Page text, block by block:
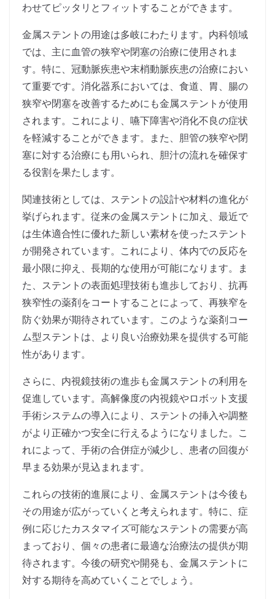
わせてピッタリとフィットすることができます。
金属ステントの用途は多岐にわたります。内科領域
では、主に血管の狭窄や閉塞の治療に使用されま
す。特に、冠動脈疾患や末梢動脈疾患の治療におい
て重要です。消化器系においては、食道、胃、腸の
狭窄や閉塞を改善するためにも金属ステントが使用
されます。これにより、嚥下障害や消化不良の症状
を軽減することができます。また、胆管の狭窄や閉
塞に対する治療にも用いられ、胆汁の流れを確保す
る役割を果たします。
関連技術としては、ステントの設計や材料の進化が
挙げられます。従来の金属ステントに加え、最近で
は生体適合性に優れた新しい素材を使ったステント
が開発されています。これにより、体内での反応を
最小限に抑え、長期的な使用が可能になります。ま
た、ステントの表面処理技術も進歩しており、抗再
狭窄性の薬剤をコートすることによって、再狭窄を
防ぐ効果が期待されています。このような薬剤コー
ム型ステントは、より良い治療効果を提供する可能
性があります。
さらに、内視鏡技術の進歩も金属ステントの利用を
促進しています。高解像度の内視鏡やロボット支援
手術システムの導入により、ステントの挿入や調整
がより正確かつ安全に行えるようになりました。こ
れによって、手術の合併症が減少し、患者の回復が
早まる効果が見込まれます。
これらの技術的進展により、金属ステントは今後も
その用途が広がっていくと考えられます。特に、症
例に応じたカスタマイズ可能なステントの需要が高
まっており、個々の患者に最適な治療法の提供が期
待されます。今後の研究や開発も、金属ステントに
対する期待を高めていくことでしょう。